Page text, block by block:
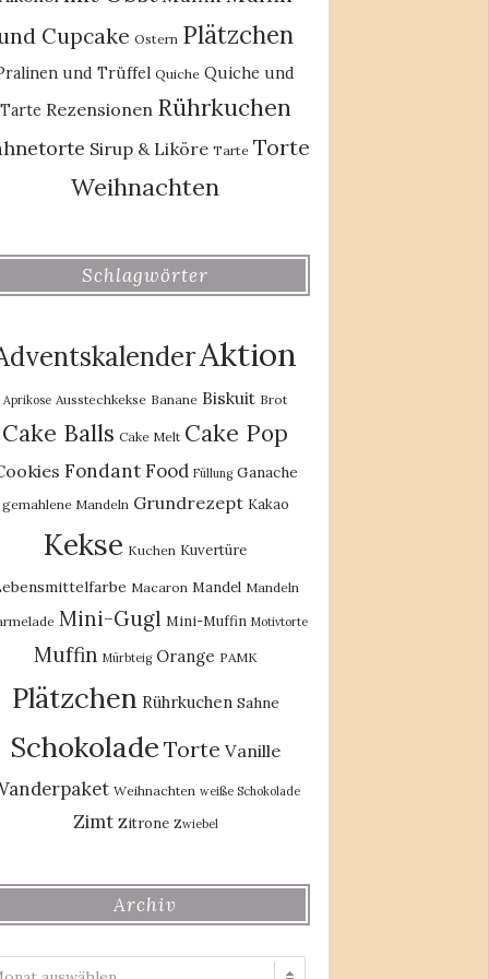
Cupcake Ostern Plätzchen
und Trüffel Quiche Quiche und
Tarte Rezensionen Rührkuchen
Sirup & Liköre Tarte Torte
Weihnachten
Schlagwörter
Aktion
Aprikose Ausstechkekse Banane Biskuit Brot
Cake Balls Cake Melt Cake Pop
Fondant Food Füllung Ganache
gemahlene Mandeln Grundrezept Kakao
Kekse Kuchen Kuvertüre
Macaron Mandel Mandeln
Mini-Gugl Mini-Muffin Motivtorte
Muffin Mürbteig Orange PAMK
Plätzchen Rührkuchen Sahne
Schokolade Torte Vanille
Weihnachten weiße Schokolade
Zimt Zitrone Zwiebel
Archiv